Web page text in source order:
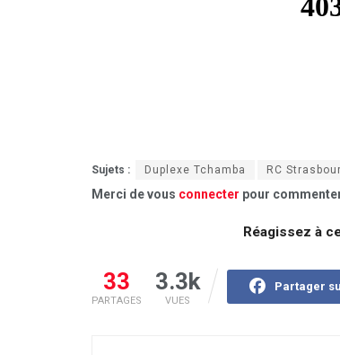
Sujets : Duplexe Tchamba RC
Merci de vous connecter pour
Réagissez à
33
PARTAGES
3.3k
VUES
Partager